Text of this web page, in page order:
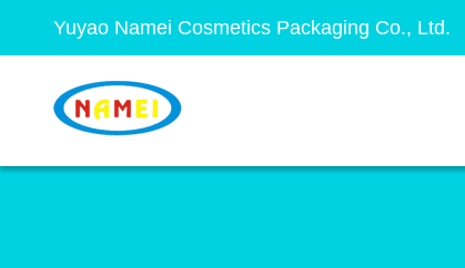
Yuyao Namei Cosmetics Packaging Co., Ltd.